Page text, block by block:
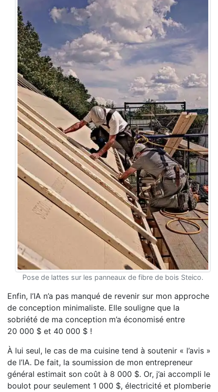
Pose de lattes sur les panneaux de fibre de bois Steico.
Enfin, l’IA n’a pas manqué de revenir sur mon approche
de conception minimaliste. Elle souligne que la
sobriété de ma conception m’a économisé entre
20 000 $ et 40 000 $ !
À lui seul, le cas de ma cuisine tend à soutenir « l’avis »
de l’IA. De fait, la soumission de mon entrepreneur
général estimait son coût à 8 000 $. Or, j’ai accompli le
boulot pour seulement 1 000 $, électricité et plomberie